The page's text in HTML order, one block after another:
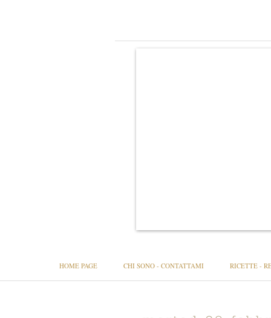
HOME PAGE CHI SONO - CONTATTAMI RICETTE -